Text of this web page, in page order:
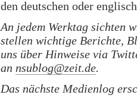
den deutschen oder
An jedem Werktag sichten
stellen wichtige Berichte,
uns über Hinweise via
an nsublog@zeit.de.
Das nächste Medienlog